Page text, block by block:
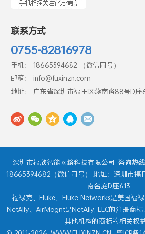
联系方式
0755-82816978
手机： 18665394682 （微信同号）
邮箱： info@fuxinzn.com
地址： 广东省深圳市福田区燕南路88号D座
深圳市福欣智能网络科技有限公司 咨询热
18665394682（微信同号） 地址：深圳市福
南名庭D座613
福禄克、Fluke、Fluke Networks是美国福禄
NetAlly、AirMagnt是NetAlly, LLC的注册商
其他机构的商标的相关权益